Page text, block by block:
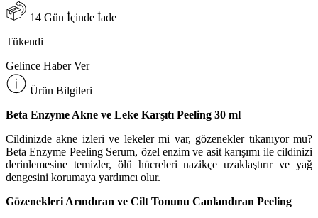
14 Gün İçinde İade
Tükendi
Gelince Haber Ver
Ürün Bilgileri
Beta Enzyme Akne ve Leke Karşıtı Peeling 30 ml
Cildinizde akne izleri ve lekeler mi var, gözenekler tıkanıyor mu?
Beta Enzyme Peeling Serum, özel enzim ve asit karışımı ile cildinizi
derinlemesine temizler, ölü hücreleri nazikçe uzaklaştırır ve yağ
dengesini korumaya yardımcı olur.
Gözenekleri Arındıran ve Cilt Tonunu Canlandıran Peeling